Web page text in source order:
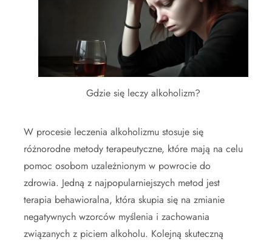
Gdzie się leczy alkoholizm?
W procesie leczenia alkoholizmu stosuje się
różnorodne metody terapeutyczne, które mają na celu
pomoc osobom uzależnionym w powrocie do
zdrowia. Jedną z najpopularniejszych metod jest
terapia behawioralna, która skupia się na zmianie
negatywnych wzorców myślenia i zachowania
związanych z piciem alkoholu. Kolejną skuteczną